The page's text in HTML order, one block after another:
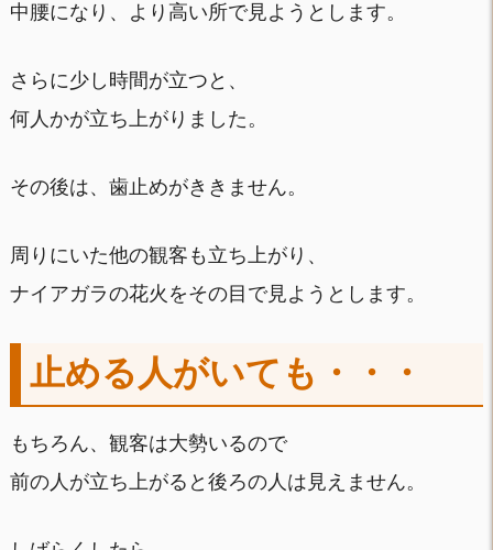
中腰になり、より高い所で見ようとします。
さらに少し時間が立つと、
何人かが立ち上がりました。
その後は、歯止めがききません。
周りにいた他の観客も立ち上がり、
ナイアガラの花火をその目で見ようとします。
止める人がいても・・・
もちろん、観客は大勢いるので
前の人が立ち上がると後ろの人は見えません。